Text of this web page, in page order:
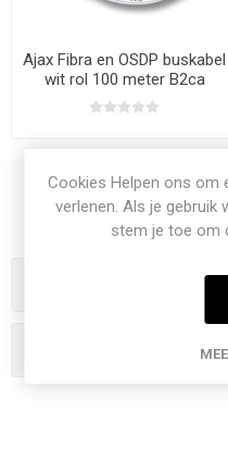
Ajax Fibra en OSDP buskabel
wit rol 100 meter B2ca
Cookies Helpen ons om
verlenen. Als je gebruik
stem je toe om